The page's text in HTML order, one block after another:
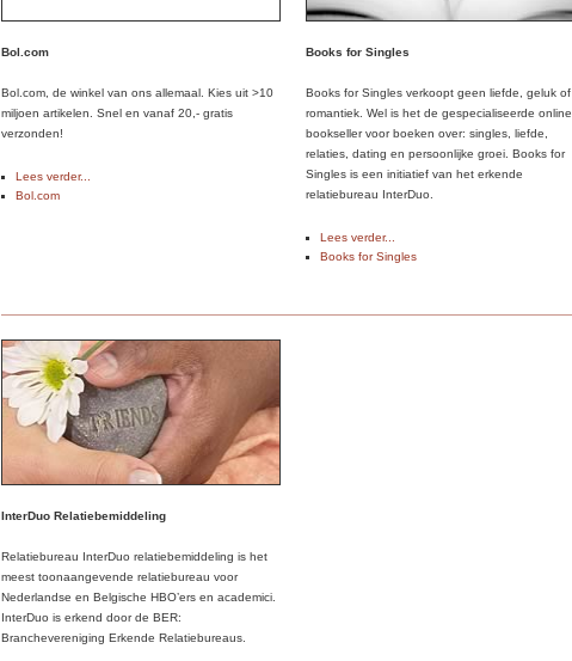
Bol.com
Bol.com, de winkel van ons allemaal. Kies uit >10
miljoen artikelen. Snel en vanaf 20,- gratis
verzonden!
Lees verder...
Bol.com
Books for Singles
Books for Singles verkoopt geen liefde, geluk of
romantiek. Wel is het de gespecialiseerde online
bookseller voor boeken over: singles, liefde,
relaties, dating en persoonlijke groei. Books for
Singles is een initiatief van het erkende
relatiebureau InterDuo.
Lees verder...
Books for Singles
InterDuo Relatiebemiddeling
Relatiebureau InterDuo relatiebemiddeling is het
meest toonaangevende relatiebureau voor
Nederlandse en Belgische HBO’ers en academici.
InterDuo is erkend door de BER:
Branchevereniging Erkende Relatiebureaus.